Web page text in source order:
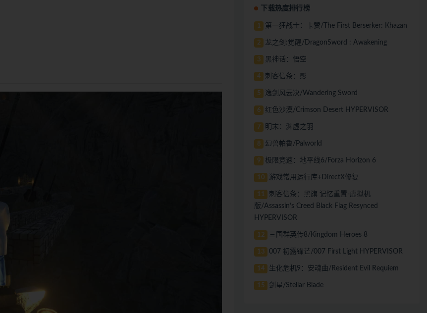
下载热度排行榜
1 第一狂战士：卡赞/The First Berserker: Khazan
2 龙之剑:觉醒/DragonSword : Awakening
3 黑神话：悟空
4 刺客信条：影
5 逸剑风云决/Wandering Sword
6 红色沙漠/Crimson Desert HYPERVISOR
7 明末：渊虚之羽
8 幻兽帕鲁/Palworld
9 极限竞速：地平线6/Forza Horizon 6
10 游戏常用运行库+DirectX修复
11
刺客信条：黑旗 记忆重置-虚拟机
版/Assassin’s Creed Black Flag Resynced
HYPERVISOR
12 三国群英传8/Kingdom Heroes 8
13 007 初露锋芒/007 First Light HYPERVISOR
14 生化危机9：安魂曲/Resident Evil Requiem
15 剑星/Stellar Blade